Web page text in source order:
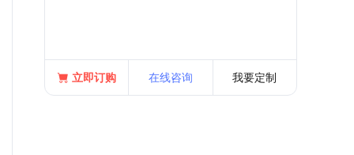
立即订购 在线咨询 我要定制